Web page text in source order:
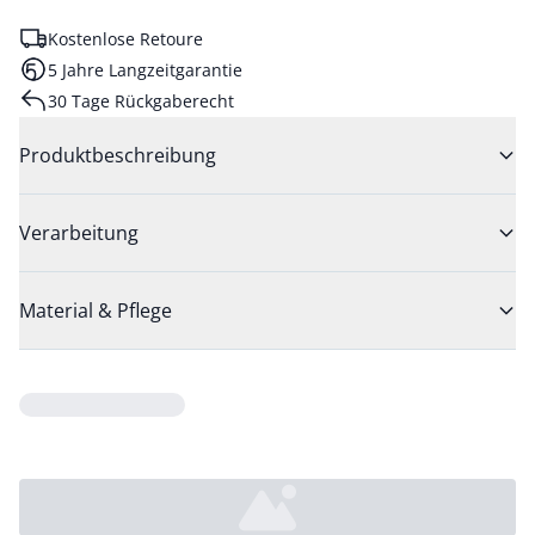
Kostenlose Retoure
5 Jahre Langzeitgarantie
30 Tage Rückgaberecht
Produktbeschreibung
Verarbeitung
Material & Pflege